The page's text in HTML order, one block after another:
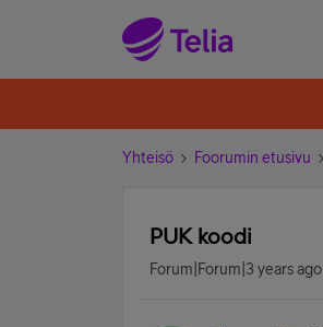
Yhteisö Foorumin etusivu
PUK koodi
Forum|Forum|3 years ago